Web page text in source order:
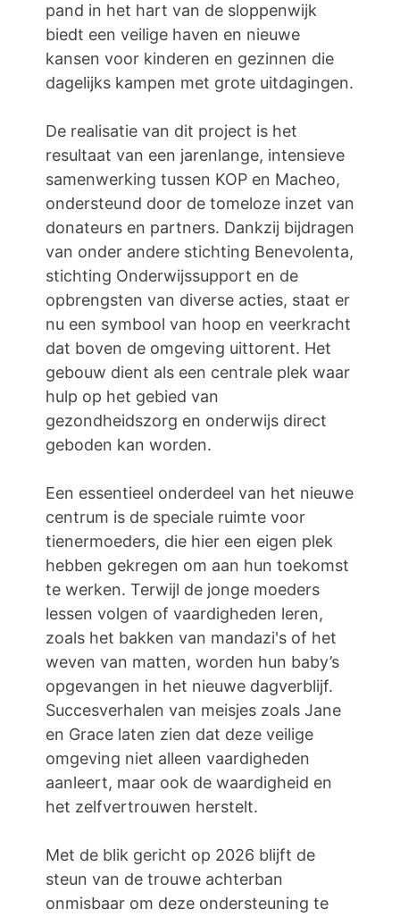
pand in het hart van de sloppenwijk
biedt een veilige haven en nieuwe
kansen voor kinderen en gezinnen die
dagelijks kampen met grote uitdagingen.
De realisatie van dit project is het
resultaat van een jarenlange, intensieve
samenwerking tussen KOP en Macheo,
ondersteund door de tomeloze inzet van
donateurs en partners. Dankzij bijdragen
van onder andere stichting Benevolenta,
stichting Onderwijssupport en de
opbrengsten van diverse acties, staat er
nu een symbool van hoop en veerkracht
dat boven de omgeving uittorent. Het
gebouw dient als een centrale plek waar
hulp op het gebied van
gezondheidszorg en onderwijs direct
geboden kan worden.
Een essentieel onderdeel van het nieuwe
centrum is de speciale ruimte voor
tienermoeders, die hier een eigen plek
hebben gekregen om aan hun toekomst
te werken. Terwijl de jonge moeders
lessen volgen of vaardigheden leren,
zoals het bakken van mandazi's of het
weven van matten, worden hun baby’s
opgevangen in het nieuwe dagverblijf.
Succesverhalen van meisjes zoals Jane
en Grace laten zien dat deze veilige
omgeving niet alleen vaardigheden
aanleert, maar ook de waardigheid en
het zelfvertrouwen herstelt.
Met de blik gericht op 2026 blijft de
steun van de trouwe achterban
onmisbaar om deze ondersteuning te